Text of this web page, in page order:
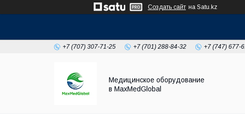
Создать сайт на Satu.kz
+7 (707) 307-71-25 +7 (701) 288-84-32 +7 (747) 677-
Медицинское оборудование
в MaxMedGlobal